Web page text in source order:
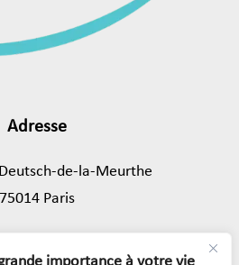
Adresse
de-la-Meurthe
75014 Paris